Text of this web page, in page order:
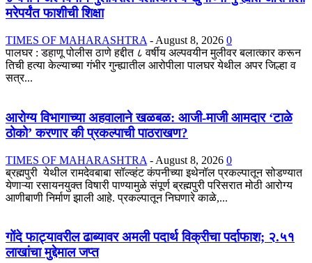
मरेपर्यंत फाशीची शिक्षा
TIMES OF MAHARASHTRA - August 8, 2026 0
पालघर : डहाणू पोलीस ठाणे हद्दीत ८ वर्षीय अल्पवयीन मुलीवर बलात्कार करून
तिची हत्या केल्याच्या गंभीर गुन्ह्यातील आरोपीला पालघर येथील अपर जिल्हा व
सत्र...
आरोग्य विभागाच्या अहवालाने खळबळ: आजी-माजी आमदार ‘टाळे
ठोको’ करणार की प्रकल्पाची पाठराखण?
TIMES OF MAHARASHTRA - August 8, 2026 0
ब्रह्मपुरी येथील रामदेवबाबा सॉल्व्हंट कंपनीच्या इथेनॉल प्रकल्पातून सोडण्यात
येणाऱ्या रसायनयुक्त विषारी पाण्यामुळे संपूर्ण ब्रह्मपुरी परिसरात मोठी आरोग्य
आणीबाणी निर्माण झाली आहे. प्रकल्पातून निघणारे काळे,...
गोंदे फाट्यावरील ढाब्यावर अमली पदार्थ विक्रीचा पर्दाफाश; २.५१
लाखांचा मुद्देमाल जप्त